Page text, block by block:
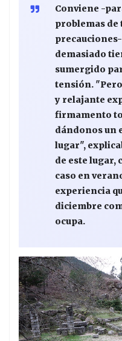
Conviene -
problemas
demasiado
sumergido
tensión.
y relajante
firmamento
dándonos un
lugar",
de este lugar,
caso en
experiencia
diciembre
ocupa.